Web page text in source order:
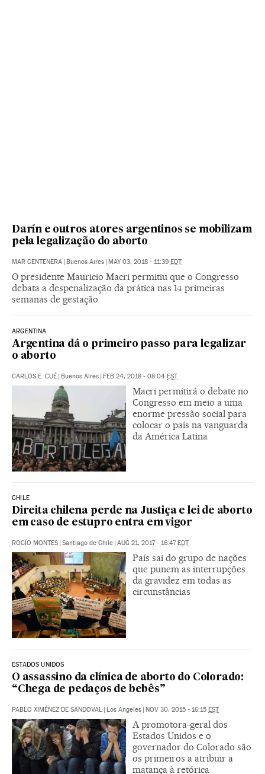
Darín e outros atores argentinos se mobilizam
pela legalização do aborto
MAR CENTENERA | Buenos Aires | MAY 03, 2018 - 11:39 EDT
O presidente Mauricio Macri permitiu que o Congresso
debata a despenalização da prática nas 14 primeiras
semanas de gestação
ARGENTINA
Argentina dá o primeiro passo para legalizar
o aborto
CARLOS E. CUÉ | Buenos Aires | FEB 24, 2018 - 08:04 EST
Macri permitirá o debate no
Congresso em meio a uma
enorme pressão social para
colocar o país na vanguarda
da América Latina
CHILE
Direita chilena perde na Justiça e lei de aborto
em caso de estupro entra em vigor
ROCÍO MONTES | Santiago de Chile | AUG 21, 2017 - 16:47EDT
País sai do grupo de nações
que punem as interrupções
da gravidez em todas as
circunstâncias
ESTADOS UNIDOS
O assassino da clínica de aborto do Colorado:
“Chega de pedaços de bebês”
PABLO XIMÉNEZ DE SANDOVAL | Los Angeles | NOV 30, 2015 - 16:15 EST
A promotora-geral dos
Estados Unidos e o
governador do Colorado são
os primeiros a atribuir a
matança à retórica